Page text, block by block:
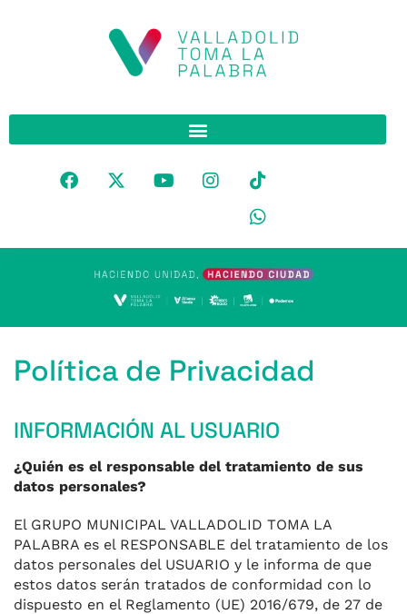
Política de Privacidad
INFORMACIÓN AL USUARIO
¿Quién es el responsable del tratamiento de sus
datos personales?
El GRUPO MUNICIPAL VALLADOLID TOMA LA
PALABRA es el RESPONSABLE del tratamiento de los
datos personales del USUARIO y le informa de que
estos datos serán tratados de conformidad con lo
dispuesto en el Reglamento (UE) 2016/679, de 27 de